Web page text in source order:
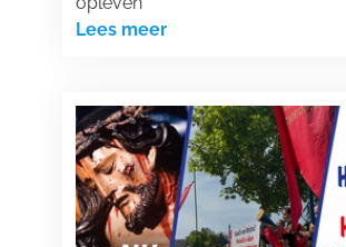
Lees meer